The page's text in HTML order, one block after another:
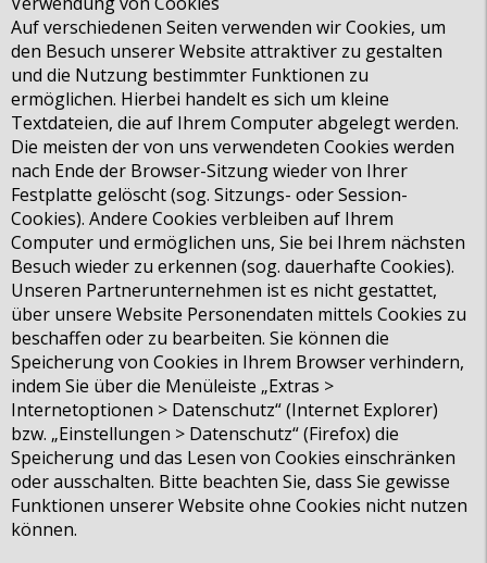
Auf verschiedenen Seiten verwenden wir Cookies, um
den Besuch unserer Website attraktiver zu gestalten
und die Nutzung bestimmter Funktionen zu
ermöglichen. Hierbei handelt es sich um kleine
Textdateien, die auf Ihrem Computer abgelegt werden.
Die meisten der von uns verwendeten Cookies werden
nach Ende der Browser-Sitzung wieder von Ihrer
Festplatte gelöscht (sog. Sitzungs- oder Session-
Cookies). Andere Cookies verbleiben auf Ihrem
Computer und ermöglichen uns, Sie bei Ihrem nächsten
Besuch wieder zu erkennen (sog. dauerhafte Cookies).
Unseren Partnerunternehmen ist es nicht gestattet,
über unsere Website Personendaten mittels Cookies zu
beschaffen oder zu bearbeiten. Sie können die
Speicherung von Cookies in Ihrem Browser verhindern,
indem Sie über die Menüleiste „Extras >
Internetoptionen > Datenschutz“ (Internet Explorer)
bzw. „Einstellungen > Datenschutz“ (Firefox) die
Speicherung und das Lesen von Cookies einschränken
oder ausschalten. Bitte beachten Sie, dass Sie gewisse
Funktionen unserer Website ohne Cookies nicht nutzen
können.